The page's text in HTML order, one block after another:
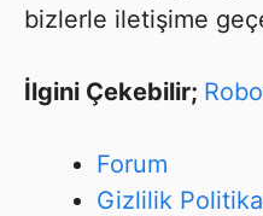
bizlerle iletişime
İlgini Çekebilir;
Forum
Gizlilik